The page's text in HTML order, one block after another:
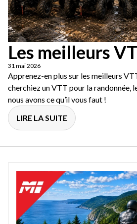
Les meilleurs
31 mai 2026
Apprenez-en plus sur les meilleurs
cherchiez un VTT pour la randonnée,
nous avons ce qu’il vous faut !
LIRE LA SUITE